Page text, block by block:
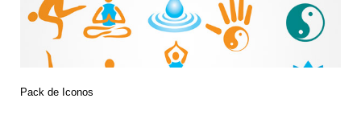
Pack de Iconos